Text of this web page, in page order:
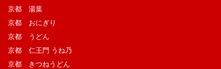
京都 湯葉
京都 おにぎり
京都 うどん
京都 仁王門 うね乃
京都 きつねうどん